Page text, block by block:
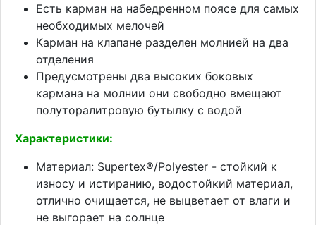
Есть карман на набедренном поясе для самых
необходимых мелочей
Карман на клапане разделен молнией на два
отделения
Предусмотрены два высоких боковых
кармана на молнии они свободно вмещают
полуторалитровую бутылку с водой
Характеристики:
Материал: Supertex®/Polyester - стойкий к
износу и истиранию, водостойкий материал,
отлично очищается, не выцветает от влаги и
не выгорает на солнце